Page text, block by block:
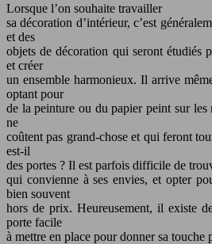
Lorsque l’on souhaite travailler
sa décoration d’intérieur, c’est
et des
objets de décoration qui seront étudiés
et créer
un ensemble harmonieux. Il arrive
optant pour
de la peinture ou du papier peint sur les
ne
coûtent pas grand-chose et qui feront
est-il
des portes ? Il est parfois difficile de
qui convienne à ses envies, et opter
bien souvent
hors de prix. Heureusement, il existe
porte facile
à mettre en place pour donner sa touche